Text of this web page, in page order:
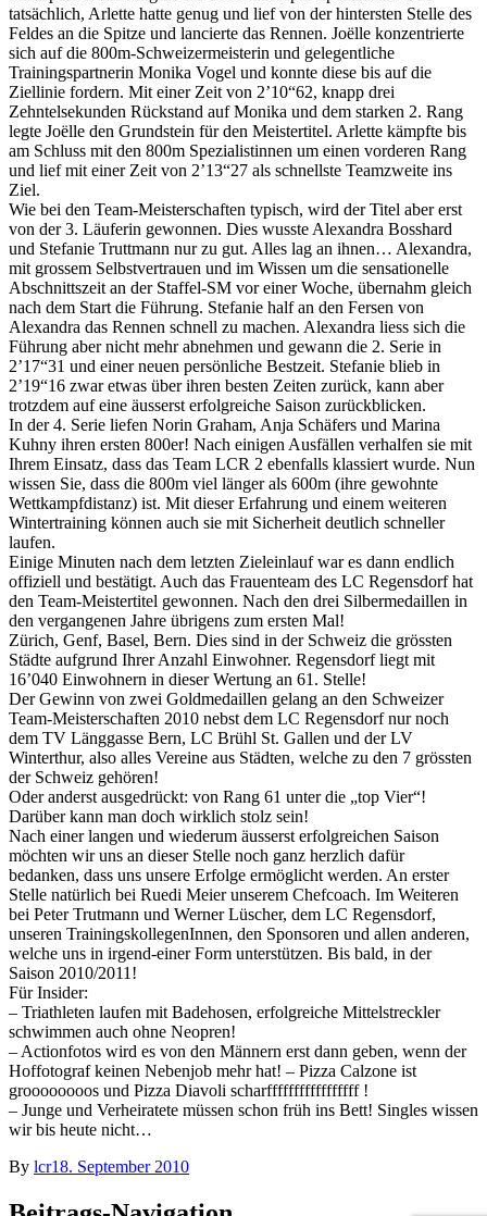
tatsächlich, Arlette hatte genug und lief von der hintersten Stelle des
Feldes an die Spitze und lancierte das Rennen. Joëlle konzentrierte
sich auf die 800m-Schweizermeisterin und gelegentliche
Trainingspartnerin Monika Vogel und konnte diese bis auf die
Ziellinie fordern. Mit einer Zeit von 2’10“62, knapp drei
Zehntelsekunden Rückstand auf Monika und dem starken 2. Rang
legte Joëlle den Grundstein für den Meistertitel. Arlette kämpfte bis
am Schluss mit den 800m Spezialistinnen um einen vorderen Rang
und lief mit einer Zeit von 2’13“27 als schnellste Teamzweite ins
Ziel.
Wie bei den Team-Meisterschaften typisch, wird der Titel aber erst
von der 3. Läuferin gewonnen. Dies wusste Alexandra Bosshard
und Stefanie Truttmann nur zu gut. Alles lag an ihnen… Alexandra,
mit grossem Selbstvertrauen und im Wissen um die sensationelle
Abschnittszeit an der Staffel-SM vor einer Woche, übernahm gleich
nach dem Start die Führung. Stefanie half an den Fersen von
Alexandra das Rennen schnell zu machen. Alexandra liess sich die
Führung aber nicht mehr abnehmen und gewann die 2. Serie in
2’17“31 und einer neuen persönliche Bestzeit. Stefanie blieb in
2’19“16 zwar etwas über ihren besten Zeiten zurück, kann aber
trotzdem auf eine äusserst erfolgreiche Saison zurückblicken.
In der 4. Serie liefen Norin Graham, Anja Schäfers und Marina
Kuhny ihren ersten 800er! Nach einigen Ausfällen verhalfen sie mit
Ihrem Einsatz, dass das Team LCR 2 ebenfalls klassiert wurde. Nun
wissen Sie, dass die 800m viel länger als 600m (ihre gewohnte
Wettkampfdistanz) ist. Mit dieser Erfahrung und einem weiteren
Wintertraining können auch sie mit Sicherheit deutlich schneller
laufen.
Einige Minuten nach dem letzten Zieleinlauf war es dann endlich
offiziell und bestätigt. Auch das Frauenteam des LC Regensdorf hat
den Team-Meistertitel gewonnen. Nach den drei Silbermedaillen in
den vergangenen Jahre übrigens zum ersten Mal!
Zürich, Genf, Basel, Bern. Dies sind in der Schweiz die grössten
Städte aufgrund Ihrer Anzahl Einwohner. Regensdorf liegt mit
16’040 Einwohnern in dieser Wertung an 61. Stelle!
Der Gewinn von zwei Goldmedaillen gelang an den Schweizer
Team-Meisterschaften 2010 nebst dem LC Regensdorf nur noch
dem TV Länggasse Bern, LC Brühl St. Gallen und der LV
Winterthur, also alles Vereine aus Städten, welche zu den 7 grössten
der Schweiz gehören!
Oder anderst ausgedrückt: von Rang 61 unter die „top Vier“!
Darüber kann man doch wirklich stolz sein!
Nach einer langen und wiederum äusserst erfolgreichen Saison
möchten wir uns an dieser Stelle noch ganz herzlich dafür
bedanken, dass uns unsere Erfolge ermöglicht werden. An erster
Stelle natürlich bei Ruedi Meier unserem Chefcoach. Im Weiteren
bei Peter Trutmann und Werner Lüscher, dem LC Regensdorf,
unseren TrainingskollegenInnen, den Sponsoren und allen anderen,
welche uns in irgend-einer Form unterstützen. Bis bald, in der
Saison 2010/2011!
Für Insider:
– Triathleten laufen mit Badehosen, erfolgreiche Mittelstreckler
schwimmen auch ohne Neopren!
– Actionfotos wird es von den Männern erst dann geben, wenn der
Hoffotograf keinen Nebenjob mehr hat! – Pizza Calzone ist
groooooooos und Pizza Diavoli scharfffffffffffffffff !
– Junge und Verheiratete müssen schon früh ins Bett! Singles wissen
wir bis heute nicht…
By lcr18. September 2010